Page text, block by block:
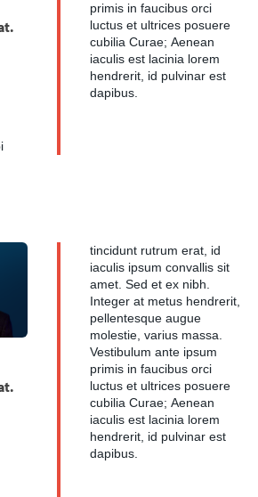
primis in faucibus orci
luctus et ultrices posuere
cubilia Curae; Aenean
iaculis est lacinia lorem
hendrerit, id pulvinar est
dapibus.
tincidunt rutrum erat, id
iaculis ipsum convallis sit
amet. Sed et ex nibh.
Integer at metus hendrerit,
pellentesque augue
molestie, varius massa.
Vestibulum ante ipsum
primis in faucibus orci
luctus et ultrices posuere
cubilia Curae; Aenean
iaculis est lacinia lorem
dapibus.